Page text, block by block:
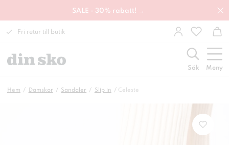
SALE - 30% rabatt! →
Fri retur till butik
Sök Meny
Hem Damskor Sandaler Slip in Celeste